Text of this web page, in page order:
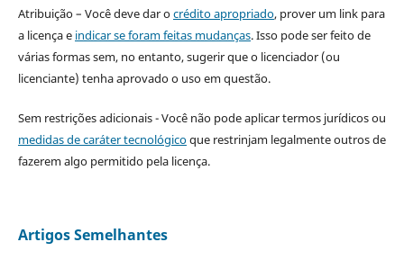
Atribuição – Você deve dar ocrédito apropriado, prover um link para
a licença e indicar se foram feitas mudanças. Isso pode ser feito de
várias formas sem, no entanto, sugerir que o licenciador (ou
licenciante) tenha aprovado o uso em questão.
Sem restrições adicionais - Você não pode aplicar termos jurídicos ou
medidas de caráter tecnológicoque restrinjam legalmente outros de
fazerem algo permitido pela licença.
Artigos Semelhantes